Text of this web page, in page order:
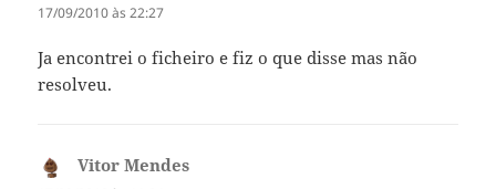
17/09/2010 às 22:27
Ja encontrei o ficheiro e fiz o que disse mas não
resolveu.
Vitor Mendes